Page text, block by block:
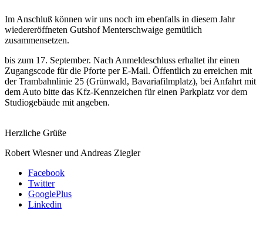
Im Anschluß können wir uns noch im ebenfalls in diesem Jahr
wiedereröffneten Gutshof Menterschwaige gemütlich
zusammensetzen.
bis zum 17. September. Nach Anmeldeschluss erhaltet ihr einen
Zugangscode für die Pforte per E-Mail. Öffentlich zu erreichen mit
der Trambahnlinie 25 (Grünwald, Bavariafilmplatz), bei Anfahrt mit
dem Auto bitte das Kfz-Kennzeichen für einen Parkplatz vor dem
Studiogebäude mit angeben.
Herzliche Grüße
Robert Wiesner und Andreas Ziegler
Facebook
Twitter
GooglePlus
Linkedin